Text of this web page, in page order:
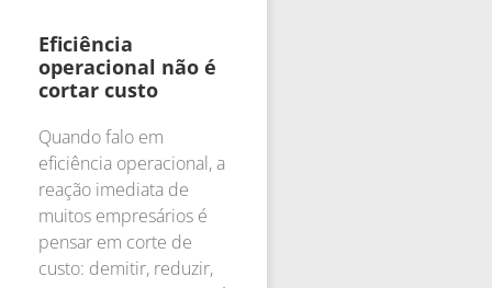
Eficiência
operacional não é
cortar custo
Quando falo em
eficiência operacional, a
reação imediata de
muitos empresários é
pensar em corte de
custo: demitir, reduzir,